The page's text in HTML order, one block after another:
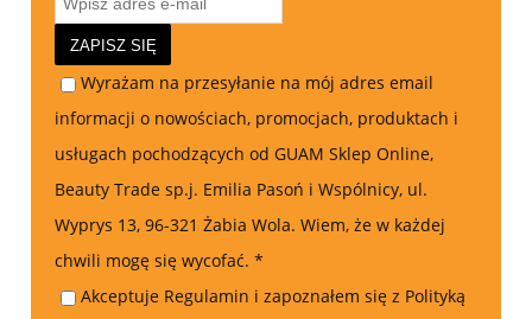
ZAPISZ SIĘ
Wyrażam na przesyłanie na mój adres email
informacji o nowościach, promocjach, produktach i
usługach pochodzących od GUAM Sklep Online,
Beauty Trade sp.j. Emilia Pasoń i Wspólnicy, ul.
Wyprys 13, 96-321 Żabia Wola. Wiem, że w każdej
chwili mogę się wycofać. *
Akceptuje Regulamin i zapoznałem się z Polityką